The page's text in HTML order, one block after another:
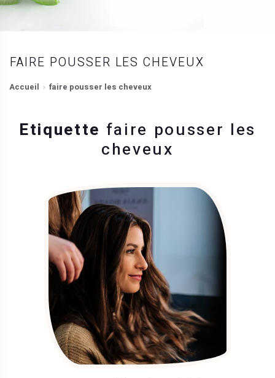
FAIRE POUSSER LES CHEVEUX
Accueil faire pousser les cheveux
Etiquette faire pousser les
cheveux